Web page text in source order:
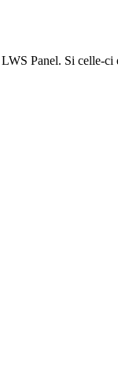
Panel. Si celle-